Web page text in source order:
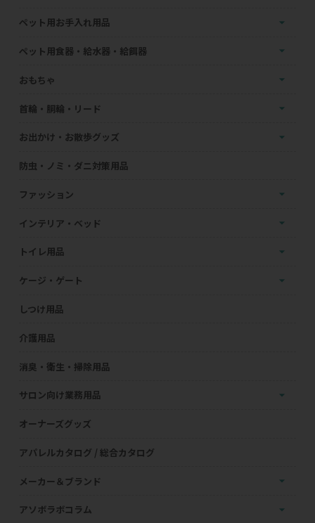
ペット用お手入れ用品
ペット用食器・給水器・給餌器
おもちゃ
首輪・胴輪・リード
お出かけ・お散歩グッズ
防虫・ノミ・ダニ対策用品
ファッション
インテリア・ベッド
トイレ用品
ケージ・ゲート
しつけ用品
介護用品
消臭・衛生・掃除用品
サロン向け業務用品
オーナーズグッズ
アパレルカタログ / 総合カタログ
メーカー＆ブランド
アソボラボコラム